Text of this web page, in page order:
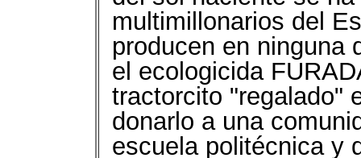
multimillonarios del
producen en ninguna
el ecologicida
tractorcito "regalado"
donarlo a una
escuela politécnica y